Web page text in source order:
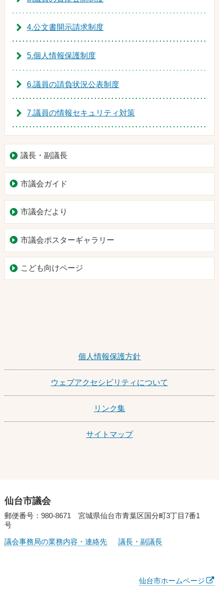
4.公文書開示請求制度
5.個人情報保護制度
6.議員の請負状況公表制度
7.議員の情報セキュリティ対策
議長・副議長
市議会ガイド
市議会だより
市議会ポスターギャラリー
こども向けページ
個人情報保護方針
ウェブアクセシビリティについて
リンク集
サイトマップ
仙台市議会
郵便番号：980-8671 宮城県仙台市青葉区国分町3丁目7番1
号
議会事務局の業務内容・連絡先 議長・副議長
仙台市ホームページ